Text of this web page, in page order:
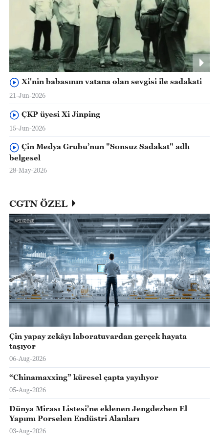
Xi'nin babasının vatana olan sevgisi ile sadakati
21-Jun-2026
ÇKP üyesi Xi Jinping
15-Jun-2026
Çin Medya Grubu’nun "Sonsuz Sadakat" adlı
belgesel
28-May-2026
CGTN ÖZEL
Çin yapay zekâyı laboratuvardan gerçek hayata
taşıyor
06-Aug-2026
“Chinamaxxing” küresel çapta yayılıyor
05-Aug-2026
Dünya Mirası Listesi’ne eklenen Jengdezhen El
Yapımı Porselen Endüstri Alanları
03-Aug-2026